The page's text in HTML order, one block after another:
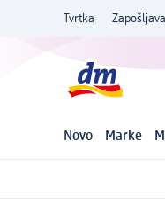
Tvrtka
Novo Marke